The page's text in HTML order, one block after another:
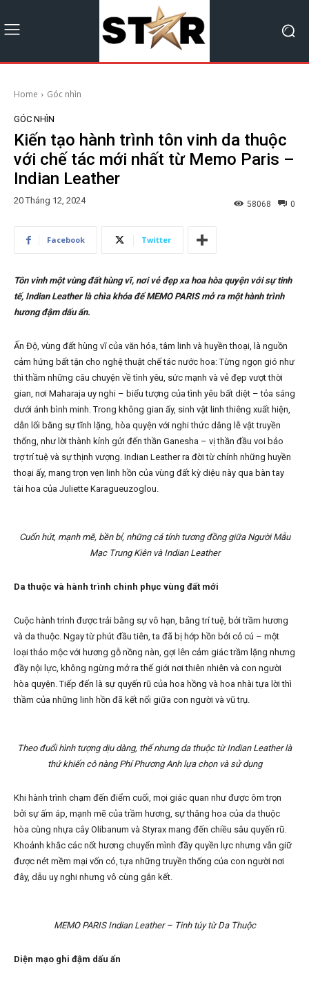
Home Góc nhìn
GÓC NHÌN
Kiến tạo hành trình tôn vinh da thuộc
với chế tác mới nhất từ Memo Paris –
Indian Leather
20 Tháng 12, 2024 0
58068
Facebook Twitter
Tôn vinh một vùng đất hùng vĩ, nơi vẻ đẹp xa hoa hòa quyện với sự tinh
tế, Indian Leather là chìa khóa để MEMO PARIS mở ra một hành trình
hương đậm dấu ấn.
Ấn Độ, vùng đất hùng vĩ của văn hóa, tâm linh và huyền thoại, là nguồn
cảm hứng bất tận cho nghệ thuật chế tác nước hoa: Từng ngọn gió như
thì thầm những câu chuyện về tình yêu, sức mạnh và vẻ đẹp vượt thời
gian, nơi Maharaja uy nghi – biểu tượng của tình yêu bất diệt – tỏa sáng
dưới ánh bình minh. Trong không gian ấy, sinh vật linh thiêng xuất hiện,
dẫn lối bằng sự tĩnh lặng, hòa quyện với nghi thức dâng lễ vật truyền
thống, như lời thành kính gửi đến thần Ganesha – vị thần đầu voi bảo
trợ trí tuệ và sự thịnh vượng. Indian Leather ra đời từ chính những huyền
thoại ấy, mang trọn vẹn linh hồn của vùng đất kỳ diệu này qua bàn tay
tài hoa của Juliette Karagueuzoglou.
Cuốn hút, mạnh mẽ, bền bỉ, những cá tính tương đồng giữa Người Mẫu
Mạc Trung Kiên và Indian Leather
Da thuộc và hành trình chinh phục vùng đất mới
Cuộc hành trình được trải bằng sự vô hạn, bằng trí tuệ, bởi trầm hương
và da thuộc. Ngay từ phút đầu tiên, ta đã bị hớp hồn bởi cỏ cú – một
loại thảo mộc với hương gỗ nồng nàn, gợi lên cảm giác trầm lặng nhưng
đầy nội lực, không ngừng mở ra thế giới nơi thiên nhiên và con người
hòa quyện. Tiếp đến là sự quyến rũ của hoa hồng và hoa nhài tựa lời thì
thầm của những linh hồn đã kết nối giữa con người và vũ trụ.
Theo đuổi hình tượng dịu dàng, thế nhưng da thuộc từ Indian Leather là
thứ khiến cô nàng Phí Phương Anh lựa chọn và sử dụng
Khi hành trình chạm đến điểm cuối, mọi giác quan như được ôm trọn
bởi sự ấm áp, mạnh mẽ của trầm hương, sự thăng hoa của da thuộc
hòa cùng nhựa cây Olibanum và Styrax mang đến chiều sâu quyến rũ.
Khoảnh khắc các nốt hương chuyển mình đầy quyền lực nhưng vẫn giữ
được nét mềm mại vốn có, tựa những truyền thống của con người nơi
đây, dẫu uy nghi nhưng vô cùng gắn kết.
MEMO PARIS Indian Leather – Tinh túy từ Da Thuộc
Diện mạo ghi đậm dấu ấn